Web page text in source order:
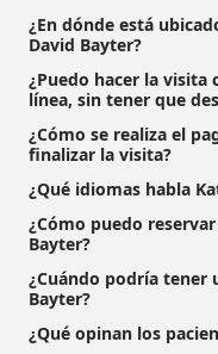
¿En dónde está
David Bayter?
¿Puedo hacer la visita
línea, sin tener que
¿Cómo se realiza el
finalizar la visita?
¿Qué idiomas habla
¿Cómo puedo
Bayter?
¿Cuándo podría tener
Bayter?
¿Qué opinan los